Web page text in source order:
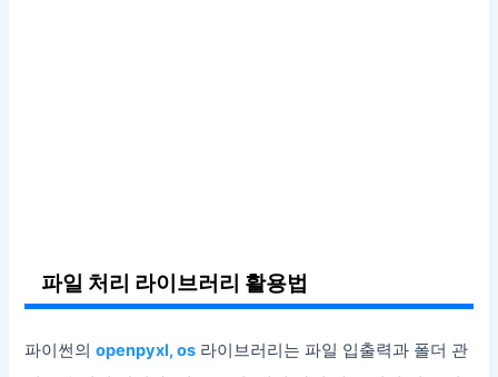
파일 처리 라이브러리 활용법
파이썬의openpyxl, os 라이브러리는 파일 입출력과 폴더 관